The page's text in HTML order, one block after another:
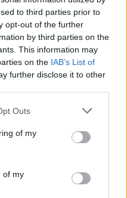
to third parties prior to
opt-out of the further
by third parties on the
This information may
on the IAB’s List of
further disclose it to other
uses one or more Google
You may click to
its third-party tags to
purposes in below Google
Outs
of my
of my